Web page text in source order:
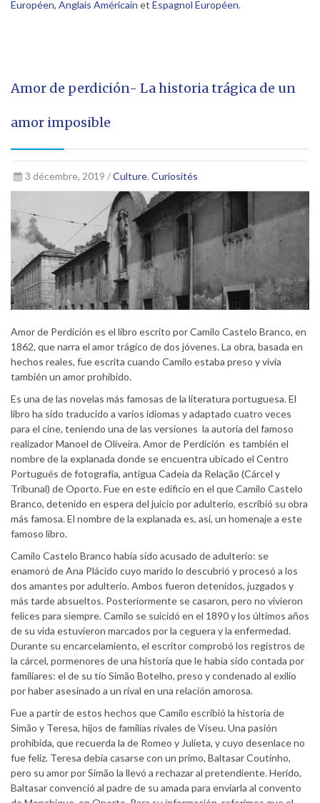
Européen, Anglais Américain et Espagnol Européen.
Amor de perdición- La historia trágica de un
amor imposible
3 décembre, 2019 /Culture, Curiosités
Amor de Perdición es el libro escrito por Camilo Castelo Branco, en
1862, que narra el amor trágico de dos jóvenes. La obra, basada en
hechos reales, fue escrita cuando Camilo estaba preso y vivía
también un amor prohibido.
Es una de las novelas más famosas de la literatura portuguesa. El
libro ha sido traducido a varios idiomas y adaptado cuatro veces
para el cine, teniendo una de las versiones la autoría del famoso
realizador Manoel de Oliveira. Amor de Perdición es también el
nombre de la explanada donde se encuentra ubicado el Centro
Portugués de fotografía, antigua Cadeia da Relação (Cárcel y
Tribunal) de Oporto. Fue en este edificio en el que Camilo Castelo
Branco, detenido en espera del juicio por adulterio, escribió su obra
más famosa. El nombre de la explanada es, así, un homenaje a este
famoso libro.
Camilo Castelo Branco había sido acusado de adulterio: se
enamoró de Ana Plácido cuyo marido lo descubrió y procesó a los
dos amantes por adulterio. Ambos fueron detenidos, juzgados y
más tarde absueltos. Posteriormente se casaron, pero no vivieron
felices para siempre. Camilo se suicidó en el 1890 y los últimos años
de su vida estuvieron marcados por la ceguera y la enfermedad.
Durante su encarcelamiento, el escritor comprobó los registros de
la cárcel, pormenores de una historia que le había sido contada por
familiares: el de su tío Simão Botelho, preso y condenado al exilio
por haber asesinado a un rival en una relación amorosa.
Fue a partir de estos hechos que Camilo escribió la historia de
Simão y Teresa, hijos de familias rivales de Viseu. Una pasión
prohibida, que recuerda la de Romeo y Julieta, y cuyo desenlace no
fue feliz. Teresa debía casarse con un primo, Baltasar Coutinho,
pero su amor por Simão la llevó a rechazar al pretendiente. Herido,
Baltasar convenció al padre de su amada para enviarla al convento